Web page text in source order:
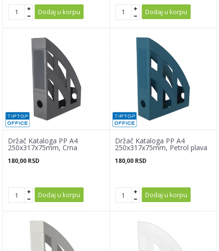
Dodaj u korpu Dodaj u korpu
Držač Kataloga PP A4
250x317x75mm, Crna
180,00 RSD
Dodaj u korpu
Držač Kataloga PP A4
250x317x75mm, Petrol plava
180,00 RSD
Dodaj u korpu